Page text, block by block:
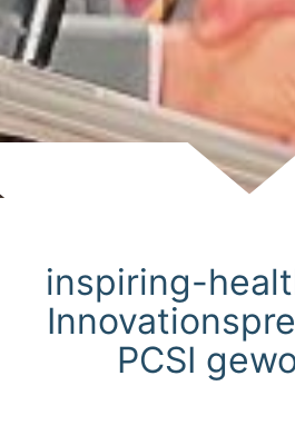
inspiring-
PCSI